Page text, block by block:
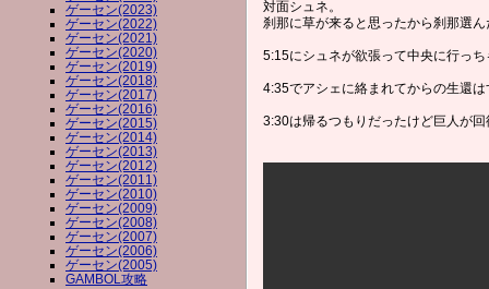
対面シュネ。
刹那に草が来ると思ったから刹那選
5:15にシュネが欲張って中央に行っ
4:35でアシェに絡まれてからの生還
3:30は帰るつもりだったけど巨人が
ゲーセン(2023)
ゲーセン(2022)
ゲーセン(2021)
ゲーセン(2020)
ゲーセン(2019)
ゲーセン(2018)
ゲーセン(2017)
ゲーセン(2016)
ゲーセン(2015)
ゲーセン(2014)
ゲーセン(2013)
ゲーセン(2012)
ゲーセン(2011)
ゲーセン(2010)
ゲーセン(2009)
ゲーセン(2008)
ゲーセン(2007)
ゲーセン(2006)
ゲーセン(2005)
GAMBOL攻略